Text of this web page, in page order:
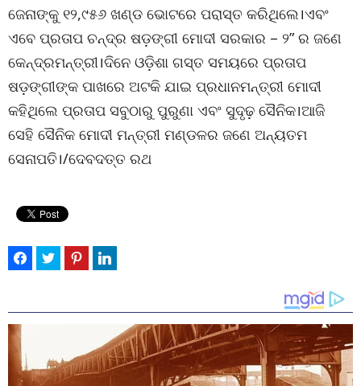
ଜେନାଙ୍କୁ ୧୨,୯୫୬ ଖଣ୍ଡ ଭୋଟରେ ପରାସ୍ତ କରିଥିଲେ।ଏବଂ
ଏବେ ପ୍ରତାପ ଚନ୍ଦ୍ର ଷଡ଼ଙ୍ଗୀ ମୋଦୀ ସରକାର – ୨” ର ଜଣେ
କେନ୍ଦ୍ରମନ୍ତ୍ରୀ।ଦିନେ ଓଡ଼ିଶା ଗସ୍ତ ସମୟରେ ପ୍ରତାପ
ଷଡ଼ଙ୍ଗୀଙ୍କ ପାଖରେ ଅଟକି ଯାଇ ପ୍ରଧାନମନ୍ତ୍ରୀ ମୋଦୀ
କହିଥିଲେ ପ୍ରତାପ ସବୁଠାରୁ ପୁରୁଣା ଏବଂ ସୁଦୃଢ଼ ସୈନିକ।ଆଜି
ସେହି ସୈନିକ ମୋଦୀ ମନ୍ତ୍ରୀ ମଣ୍ଡଳର ଜଣେ ଅନ୍ୟତମ
ସେନାପତି।/ଦେବଦତ୍ତ ରଥ